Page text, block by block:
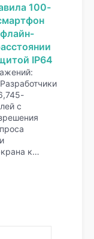
100-
IP64
с
к…